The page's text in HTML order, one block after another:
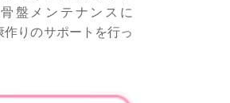
盤メンテナンスに
りのサポートを行っ